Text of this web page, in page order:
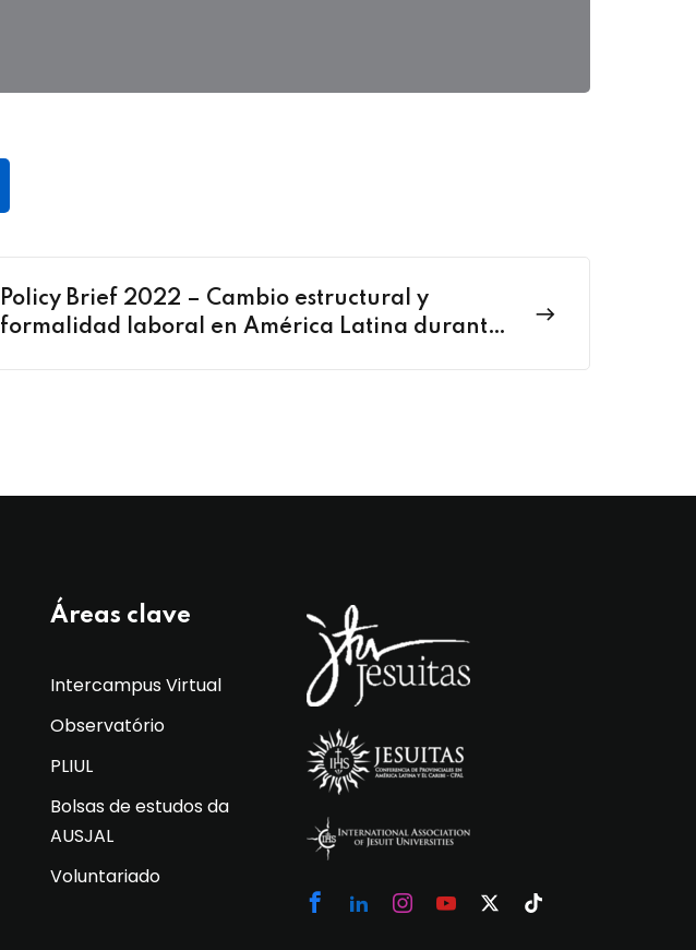
Policy Brief 2022 – Cambio estructural y
formalidad laboral en América Latina durante
Áreas clave
Intercampus Virtual
Observatório
PLIUL
Bolsas de estudos da
AUSJAL
Voluntariado